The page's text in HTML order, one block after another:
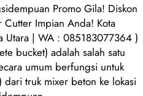
Promo Gila! Diskon
Cutter Impian Anda! Kota
Utara | WA : 085183077364 )
bucket) adalah salah satu
umum berfungsi untuk
truk mixer beton ke lokasi